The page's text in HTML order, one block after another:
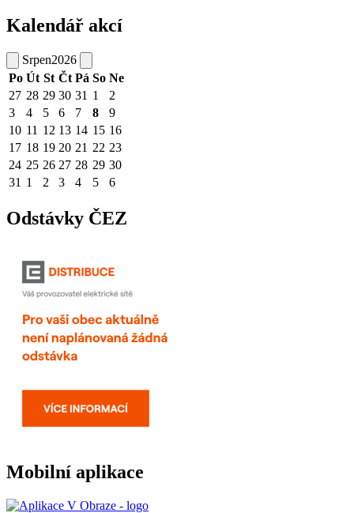
Kalendář akcí
Srpen2026
Po Út St Čt Pá So Ne
27 28 29 30 31 1
2
3
4 5 6 7 8
9
10 11 12 13 14 15 16
17 18 19 20 21 22 23
24 25 26 27 28 29 30
31 1 2 3 4 5 6
Odstávky ČEZ
Mobilní aplikace